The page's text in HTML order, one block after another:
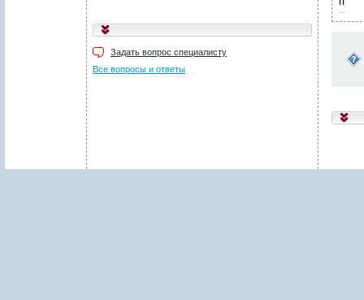
Задать вопрос специалисту
Все вопросы и ответы
Укажите код, изображённый
Поля, отмеченные звёздочкой (*), обязательны для заполнения.